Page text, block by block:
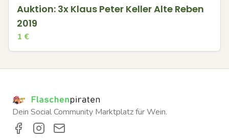
Auktion: 3x Klaus Peter Keller Alte Reben
2019
1 €
Dein Social Community Marktplatz für Wein.